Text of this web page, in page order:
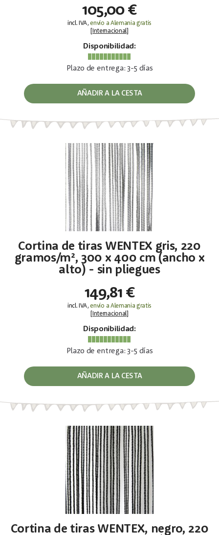
105,00 €
incl. IVA,envío a Alemania gratis
Internacional]
Disponibilidad:
Plazo de entrega: 3-5 días
AÑADIR A LA CESTA
Cortina de tiras WENTEX gris, 220
gramos/m², 300 x 400 cm (ancho x
alto) - sin pliegues
149,81 €
incl. IVA,envío a Alemania gratis
Internacional]
Disponibilidad:
Plazo de entrega: 3-5 días
AÑADIR A LA CESTA
Cortina de tiras WENTEX, negro, 220